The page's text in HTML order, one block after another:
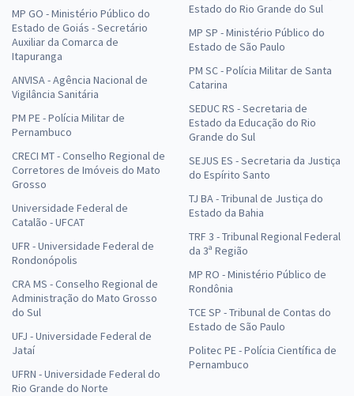
MP GO - Ministério Público do
Estado de Goiás - Secretário
Auxiliar da Comarca de
Itapuranga
ANVISA - Agência Nacional de
Vigilância Sanitária
PM PE - Polícia Militar de
Pernambuco
CRECI MT - Conselho Regional de
Corretores de Imóveis do Mato
Grosso
Universidade Federal de
Catalão - UFCAT
UFR - Universidade Federal de
Rondonópolis
CRA MS - Conselho Regional de
Administração do Mato Grosso
do Sul
UFJ - Universidade Federal de
Jataí
UFRN - Universidade Federal do
Rio Grande do Norte
Estado do Rio Grande do Sul
MP SP - Ministério Público do
Estado de São Paulo
PM SC - Polícia Militar de Santa
Catarina
SEDUC RS - Secretaria de
Estado da Educação do Rio
Grande do Sul
SEJUS ES - Secretaria da Justiça
do Espírito Santo
TJ BA - Tribunal de Justiça do
Estado da Bahia
TRF 3 - Tribunal Regional Federal
da 3ª Região
MP RO - Ministério Público de
Rondônia
TCE SP - Tribunal de Contas do
Estado de São Paulo
Politec PE - Polícia Científica de
Pernambuco